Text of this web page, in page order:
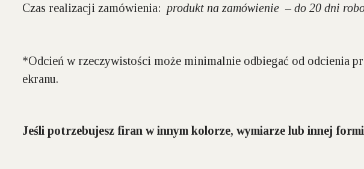
Czas realizacji zamówienia: produkt na zamówienie – do 20 dni
*Odcień w rzeczywistości może minimalnie odbiegać od odcienia
ekranu.
Jeśli potrzebujesz firan w innym kolorze, wymiarze lub innej